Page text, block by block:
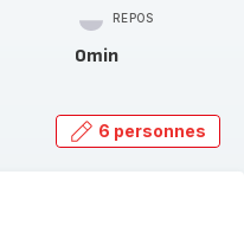
REPOS
0min
6 personnes